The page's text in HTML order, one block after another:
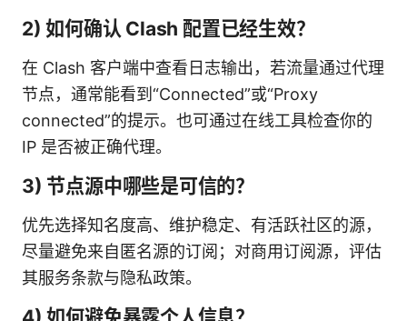
2) 如何确认 Clash 配置已经生效？
在 Clash 客户端中查看日志输出，若流量通过代理
节点，通常能看到“Connected”或“Proxy
connected”的提示。也可通过在线工具检查你的
IP 是否被正确代理。
3) 节点源中哪些是可信的？
优先选择知名度高、维护稳定、有活跃社区的源，
尽量避免来自匿名源的订阅；对商用订阅源，评估
其服务条款与隐私政策。